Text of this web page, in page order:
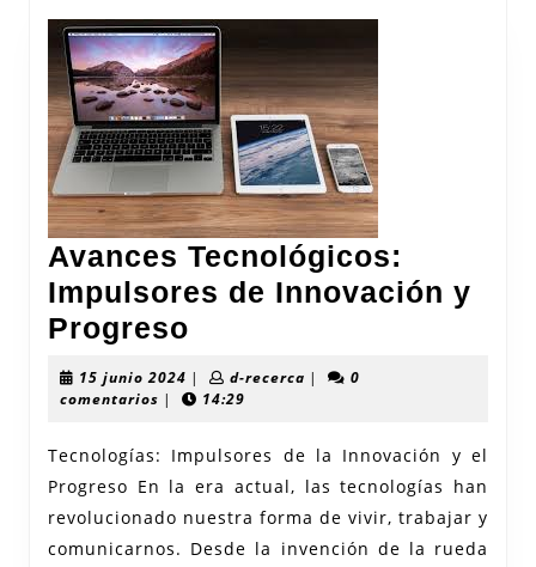
Avances Tecnológicos:
Impulsores de Innovación y
Progreso
Tecnológicos:
Impulsores
Innovación
y
Progreso
15 junio 2024 15
junio
| d-recercad-|
0
comentarios | 14:29
Tecnologías: Impulsores de la Innovación y el
Progreso En la era actual, las tecnologías han
revolucionado nuestra forma de vivir, trabajar y
comunicarnos. Desde la invención de la rueda